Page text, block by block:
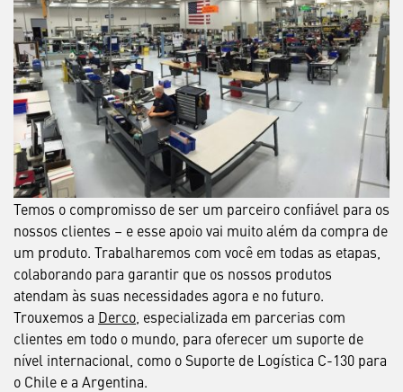
Temos o compromisso de ser um parceiro confiável para os
nossos clientes – e esse apoio vai muito além da compra de
um produto. Trabalharemos com você em todas as etapas,
colaborando para garantir que os nossos produtos
atendam às suas necessidades agora e no futuro.
Trouxemos a Derco , especializada em parcerias com
clientes em todo o mundo, para oferecer um suporte de
nível internacional, como o Suporte de Logística C-130 para
o Chile e a Argentina.